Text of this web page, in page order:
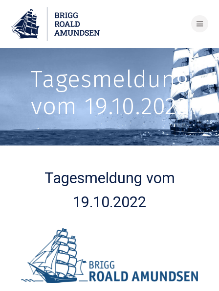
Tagesmeldung
vom 19.10.2022
Tagesmeldung vom
19.10.2022